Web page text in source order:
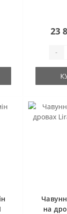
23
-
на